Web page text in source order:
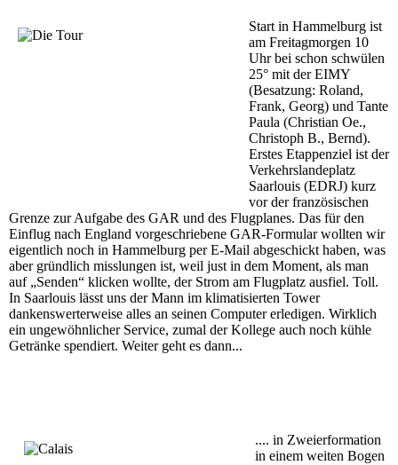
Start in Hammelburg ist
am Freitagmorgen 10
Uhr bei schon schwülen
25° mit der EIMY
(Besatzung: Roland,
Frank, Georg) und Tante
Paula (Christian Oe.,
Christoph B., Bernd).
Erstes Etappenziel ist der
Verkehrslandeplatz
Saarlouis (EDRJ) kurz
vor der französischen
Grenze zur Aufgabe des GAR und des Flugplanes. Das für den
Einflug nach England vorgeschriebene GAR-Formular wollten wir
eigentlich noch in Hammelburg per E-Mail abgeschickt haben, was
aber gründlich misslungen ist, weil just in dem Moment, als man
auf „Senden“ klicken wollte, der Strom am Flugplatz ausfiel. Toll.
In Saarlouis lässt uns der Mann im klimatisierten Tower
dankenswerterweise alles an seinen Computer erledigen. Wirklich
ein ungewöhnlicher Service, zumal der Kollege auch noch kühle
Getränke spendiert. Weiter geht es dann...
.... in Zweierformation
in einem weiten Bogen